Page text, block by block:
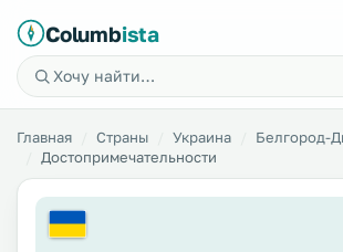
Columbista
Главная Страны Украина
Белгород-
Достопримечательности